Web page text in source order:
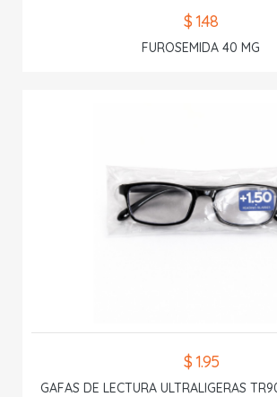
$ 1.48
FUROSEMIDA 40 MG
$ 1.95
GAFAS DE LECTURA ULTRALIGERAS